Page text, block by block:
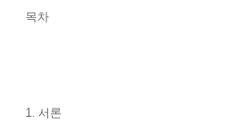
목차
1. 서론